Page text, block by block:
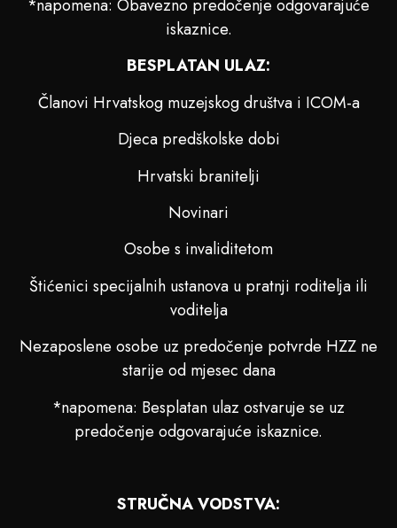
*napomena: Obavezno predočenje odgovarajuće
iskaznice.
BESPLATAN ULAZ:
Članovi Hrvatskog muzejskog društva i ICOM-a
Djeca predškolske dobi
Hrvatski branitelji
Novinari
Osobe s invaliditetom
Štićenici specijalnih ustanova u pratnji roditelja ili
voditelja
Nezaposlene osobe uz predočenje potvrde HZZ ne
starije od mjesec dana
*napomena: Besplatan ulaz ostvaruje se uz
predočenje odgovarajuće iskaznice.
STRUČNA VODSTVA: